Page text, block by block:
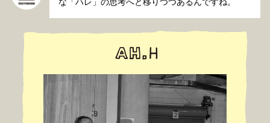
な「ハレ」の思考へと移りつつあるんですね。